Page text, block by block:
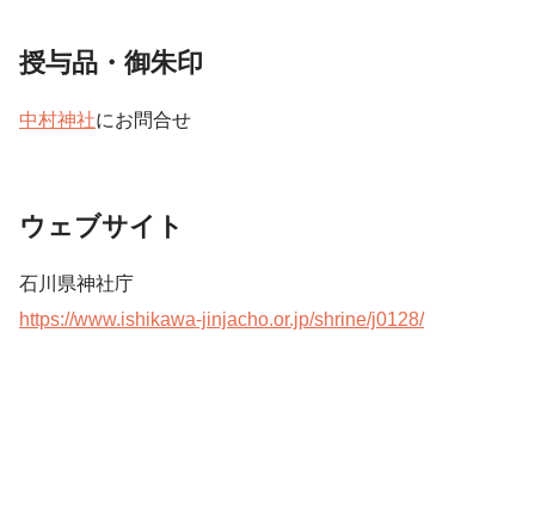
授与品・御朱印
中村神社にお問合せ
ウェブサイト
石川県神社庁
https://www.ishikawa-jinjacho.or.jp/shrine/j0128/